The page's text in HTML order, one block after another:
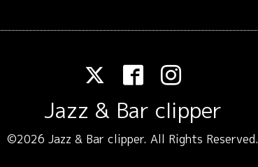
Jazz & Bar clipper
©2026 Jazz & Bar clipper. All Rights Reserved.